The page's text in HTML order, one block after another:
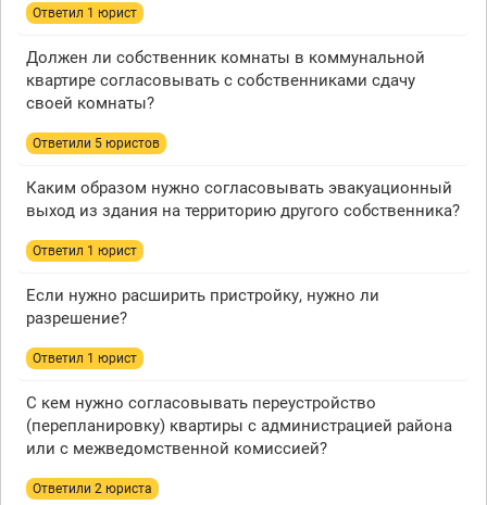
Ответил 1 юрист
Должен ли собственник комнаты в коммунальной
квартире согласовывать с собственниками сдачу
своей комнаты?
Ответили 5 юристов
Каким образом нужно согласовывать эвакуационный
выход из здания на территорию другого собственника?
Ответил 1 юрист
Если нужно расширить пристройку, нужно ли
разрешение?
Ответил 1 юрист
С кем нужно согласовывать переустройство
(перепланировку) квартиры с администрацией района
или с межведомственной комиссией?
Ответили 2 юристa